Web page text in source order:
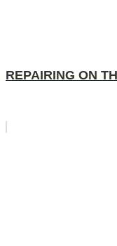
REPAIRING ON